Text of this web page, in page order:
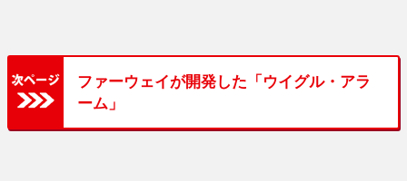
ファーウェイが開発した「ウイグル・アラ
ーム」